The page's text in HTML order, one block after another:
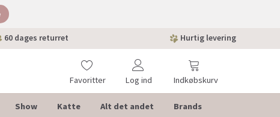
60 dages returret Hurtig levering
Indkøbskurv
Favoritter Log ind
Show Katte Alt det andet Brands